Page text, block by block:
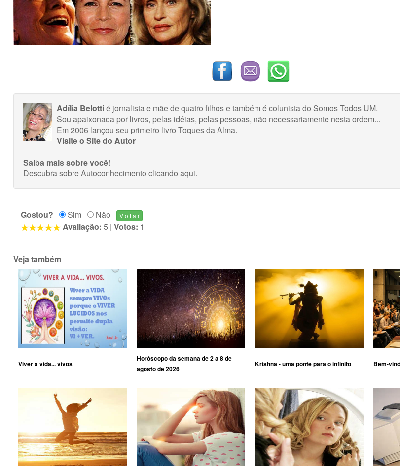
Adília Belottié jornalista e mãe de quatro filhos e também é colunista do Somos Todos UM.
Sou apaixonada por livros, pelas idéias, pelas pessoas, não necessariamente nesta ordem...
Em 2006 lançou seu primeiro livro Toques da Alma.
Visite o Site do Autor
Saiba mais sobre você!
Descubra sobre Autoconhecimento clicando aqui.
Gostou? Sim
Não
Avaliação: 5 | Votos: 1
Veja também
Viver a vida... vivos
Horóscopo da semana de 2 a 8 de
agosto de 2026
Krishna - uma ponte para o infinito Bem-